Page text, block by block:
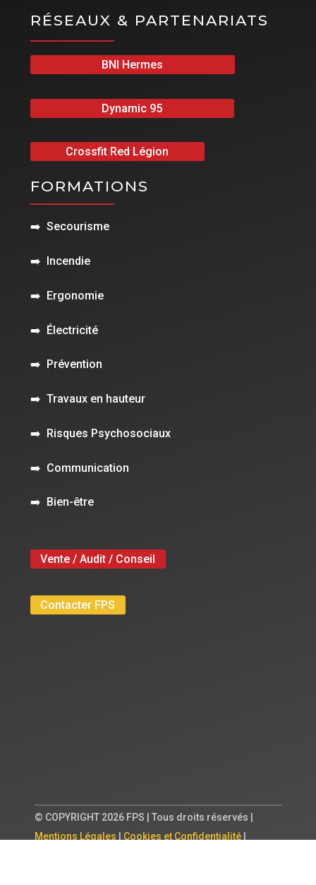
RÉSEAUX & PARTENARIATS
BNI Hermes
Dynamic 95
Crossfit Red Légion
FORMATIONS
➡️ Secourisme
➡️ Incendie
➡️ Ergonomie
➡️ Électricité
➡️ Prévention
➡️ Travaux en hauteur
➡️ Risques Psychosociaux
➡️ Communication
➡️ Bien-être
Vente / Audit / Conseil
Contacter FPS
© COPYRIGHT 2026 FPS | Tous droits réservés |
Mentions Légales
Cookies et Confidentialité